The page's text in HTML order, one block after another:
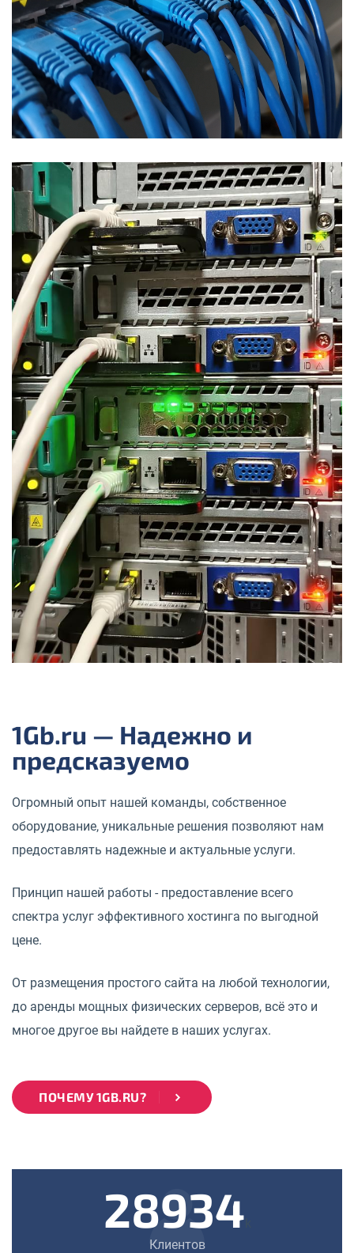
1Gb.ru — Надежно и
предсказуемо
Огромный опыт нашей команды, собственное
оборудование, уникальные решения позволяют нам
предоставлять надежные и актуальные услуги.
Принцип нашей работы - предоставление всего
спектра услуг эффективного хостинга по выгодной
цене.
От размещения простого сайта на любой технологии,
до аренды мощных физических серверов, всё это и
многое другое вы найдете в наших услугах.
ПОЧЕМУ 1GB.RU?
28934
Клиентов